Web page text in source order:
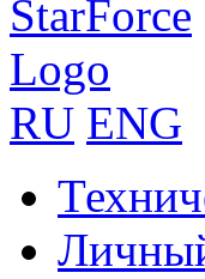
RU ENG